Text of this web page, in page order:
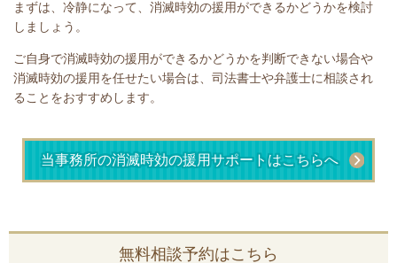
まずは、 冷静になって、消滅時効の援用ができるかどうかを検討
しましょう。
ご自身で消滅時効の援用ができるかどうかを判断できない場合や
消滅時効の援用を任せたい場合は、司法書士や弁護士に相談され
ることをおすすめします。
当事務所の消滅時効の援用サポートはこちらへ
無料相談予約はこちら